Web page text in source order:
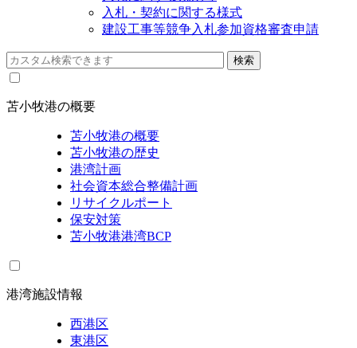
入札・契約に関する様式
建設工事等競争入札参加資格審査申請
苫小牧港の概要
苫小牧港の概要
苫小牧港の歴史
港湾計画
社会資本総合整備計画
リサイクルポート
保安対策
苫小牧港港湾BCP
港湾施設情報
西港区
東港区